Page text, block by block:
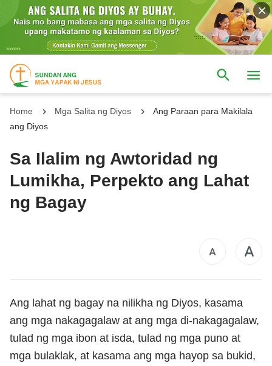
Home Mga Salita ng Diyos
Ang Paraan para Makilala
ang Diyos
Sa Ilalim ng Awtoridad ng
Lumikha, Perpekto ang Lahat
ng Bagay
Ang lahat ng bagay na nilikha ng Diyos, kasama
ang mga nakagagalaw at ang mga di-nakagagalaw,
tulad ng mga ibon at isda, tulad ng mga puno at
mga bulaklak, at kasama ang mga hayop sa bukid,